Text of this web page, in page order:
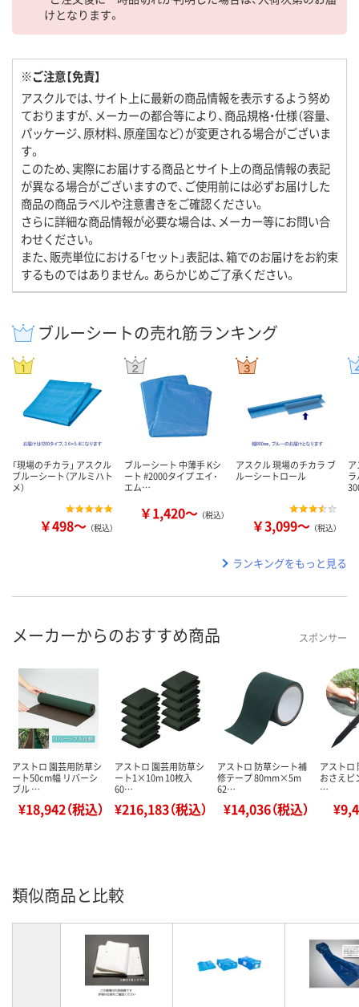
けとなります。
※ご注意【免責】
アスクルでは、サイト上に最新の商品情報を表示するよう努め
ておりますが、メーカーの都合等により、商品規格・仕様（容量、
パッケージ、原材料、原産国など）が変更される場合がございま
す。
このため、実際にお届けする商品とサイト上の商品情報の表記
が異なる場合がございますので、ご使用前には必ずお届けした
商品の商品ラベルや注意書きをご確認ください。
さらに詳細な商品情報が必要な場合は、メーカー等にお問い合
わせください。
また、販売単位における「セット」表記は、箱でのお届けをお約束
するものではありません。あらかじめご了承ください。
ブルーシートの売れ筋ランキング
「現場のチカラ」 アスクル
ブルーシート（アルミハト
メ）
￥498～ （税込）
ブルーシート 中薄手 Kシ
ート #2000タイプ エイ･
エム…
￥1,420～ （税込）
アスクル 現場のチカラ ブ
ルーシートロール
￥3,099～ （税込）
ランキングをもっと見る
メーカーからのおすすめ商品 スポンサー
アストロ 園芸用防草シ
ート50cm幅 リバーシ
ブル …
¥18,942（税込）
アストロ 園芸用防草シ
ート1×10m 10枚入
60…
¥216,183（税込）
アストロ 防草シート補
修テープ 80mm×5m
62…
¥14,036（税込）
アストロ
おさえピ
…
類似商品と比較